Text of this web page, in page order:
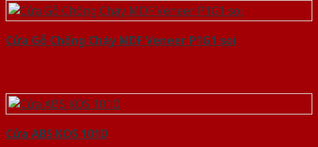
Cửa Gỗ Chống Cháy MDF Veneer P1G1 soi
Cửa ABS KOS 101D